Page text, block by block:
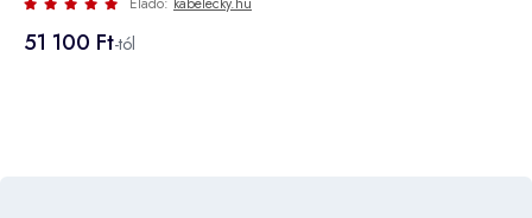
51 100 Ft-tól